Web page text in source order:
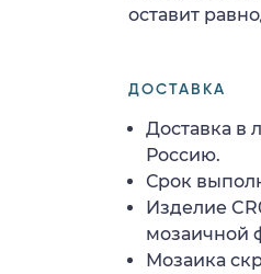
оставит
ДОСТАВКА
Доставка в
Россию.
Срок
Изделие
мозаичной
Мозаика